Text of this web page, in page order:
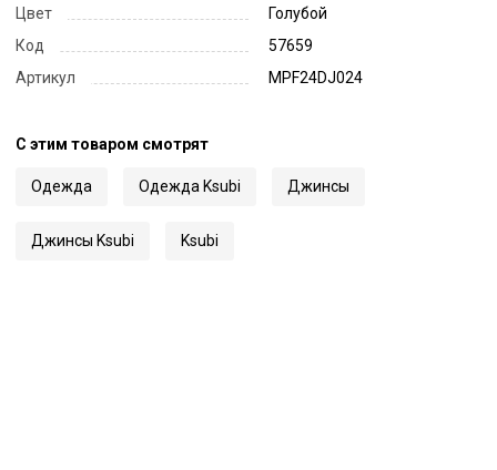
Цвет
Голубой
Код
57659
Артикул
MPF24DJ024
С этим товаром смотрят
Одежда Одежда Ksubi Джинсы
Джинсы Ksubi Ksubi